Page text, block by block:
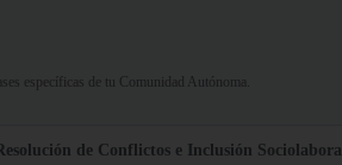
específicas de tu Comunidad Autónoma.
de Conflictos e Inclusión Sociolaboral